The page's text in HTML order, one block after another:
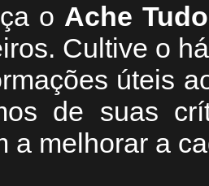
o Ache
Cultive o
úteis
de suas
a melhorar a